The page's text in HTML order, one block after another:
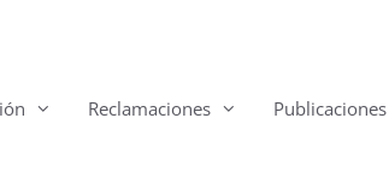
Reclamaciones Publicaciones